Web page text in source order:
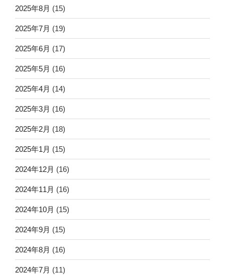
2025年8月 (15)
2025年7月 (19)
2025年6月 (17)
2025年5月 (16)
2025年4月 (14)
2025年3月 (16)
2025年2月 (18)
2025年1月 (15)
2024年12月 (16)
2024年11月 (16)
2024年10月 (15)
2024年9月 (15)
2024年8月 (16)
2024年7月 (11)